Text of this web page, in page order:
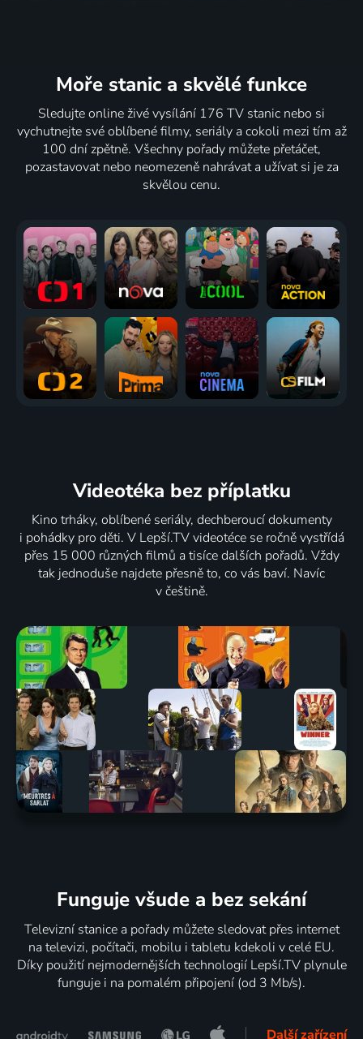
Moře stanic a skvělé funkce
Sledujte online živé vysílání 176 TV stanic nebo si
vychutnejte své oblíbené filmy, seriály a cokoli mezi tím až
100 dní zpětně. Všechny pořady můžete přetáčet,
pozastavovat nebo neomezeně nahrávat a užívat si je za
skvělou cenu.
Videotéka bez příplatku
Kino trháky, oblíbené seriály, dechberoucí dokumenty
i pohádky pro děti. V Lepší.TV videotéce se ročně vystřídá
přes 15 000 různých filmů a tisíce dalších pořadů. Vždy
tak jednoduše najdete přesně to, co vás baví. Navíc
v češtině.
Funguje všude a bez sekání
Televizní stanice a pořady můžete sledovat přes internet
na televizi, počítači, mobilu i tabletu kdekoli v celé EU.
Díky použití nejmodernějších technologií Lepší.TV plynule
funguje i na pomalém připojení (od 3 Mb/s).
Další zařízení